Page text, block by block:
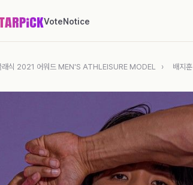
VoteNotice
래식 2021 어워드 MEN'S ATHLEISURE MODEL › 배지훈